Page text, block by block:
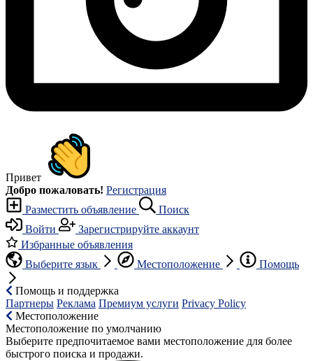
Привет
Добро пожаловать! Регистрация
Разместить объявление
Поиск
Войти
Зарегистрируйте аккаунт
Избранные объявления
Выберите язык
Местоположение Помощь
Помощь и поддержка
Партнеры Реклама Премиум услуги Privacy Policy
Местоположение
Местоположение по умолчанию
Выберите предпочитаемое вами местоположение для более
быстрого поиска и продажи.